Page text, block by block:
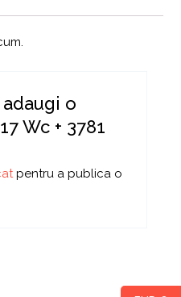
o
Wc + 3781
pentru a publica o